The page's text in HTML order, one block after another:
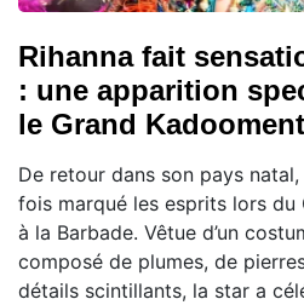
Rihanna fait
: une apparition
le Grand
De retour dans son pays
fois marqué les esprits lors du
à la Barbade. Vêtue d’un
composé de plumes, de
détails scintillants, la star a